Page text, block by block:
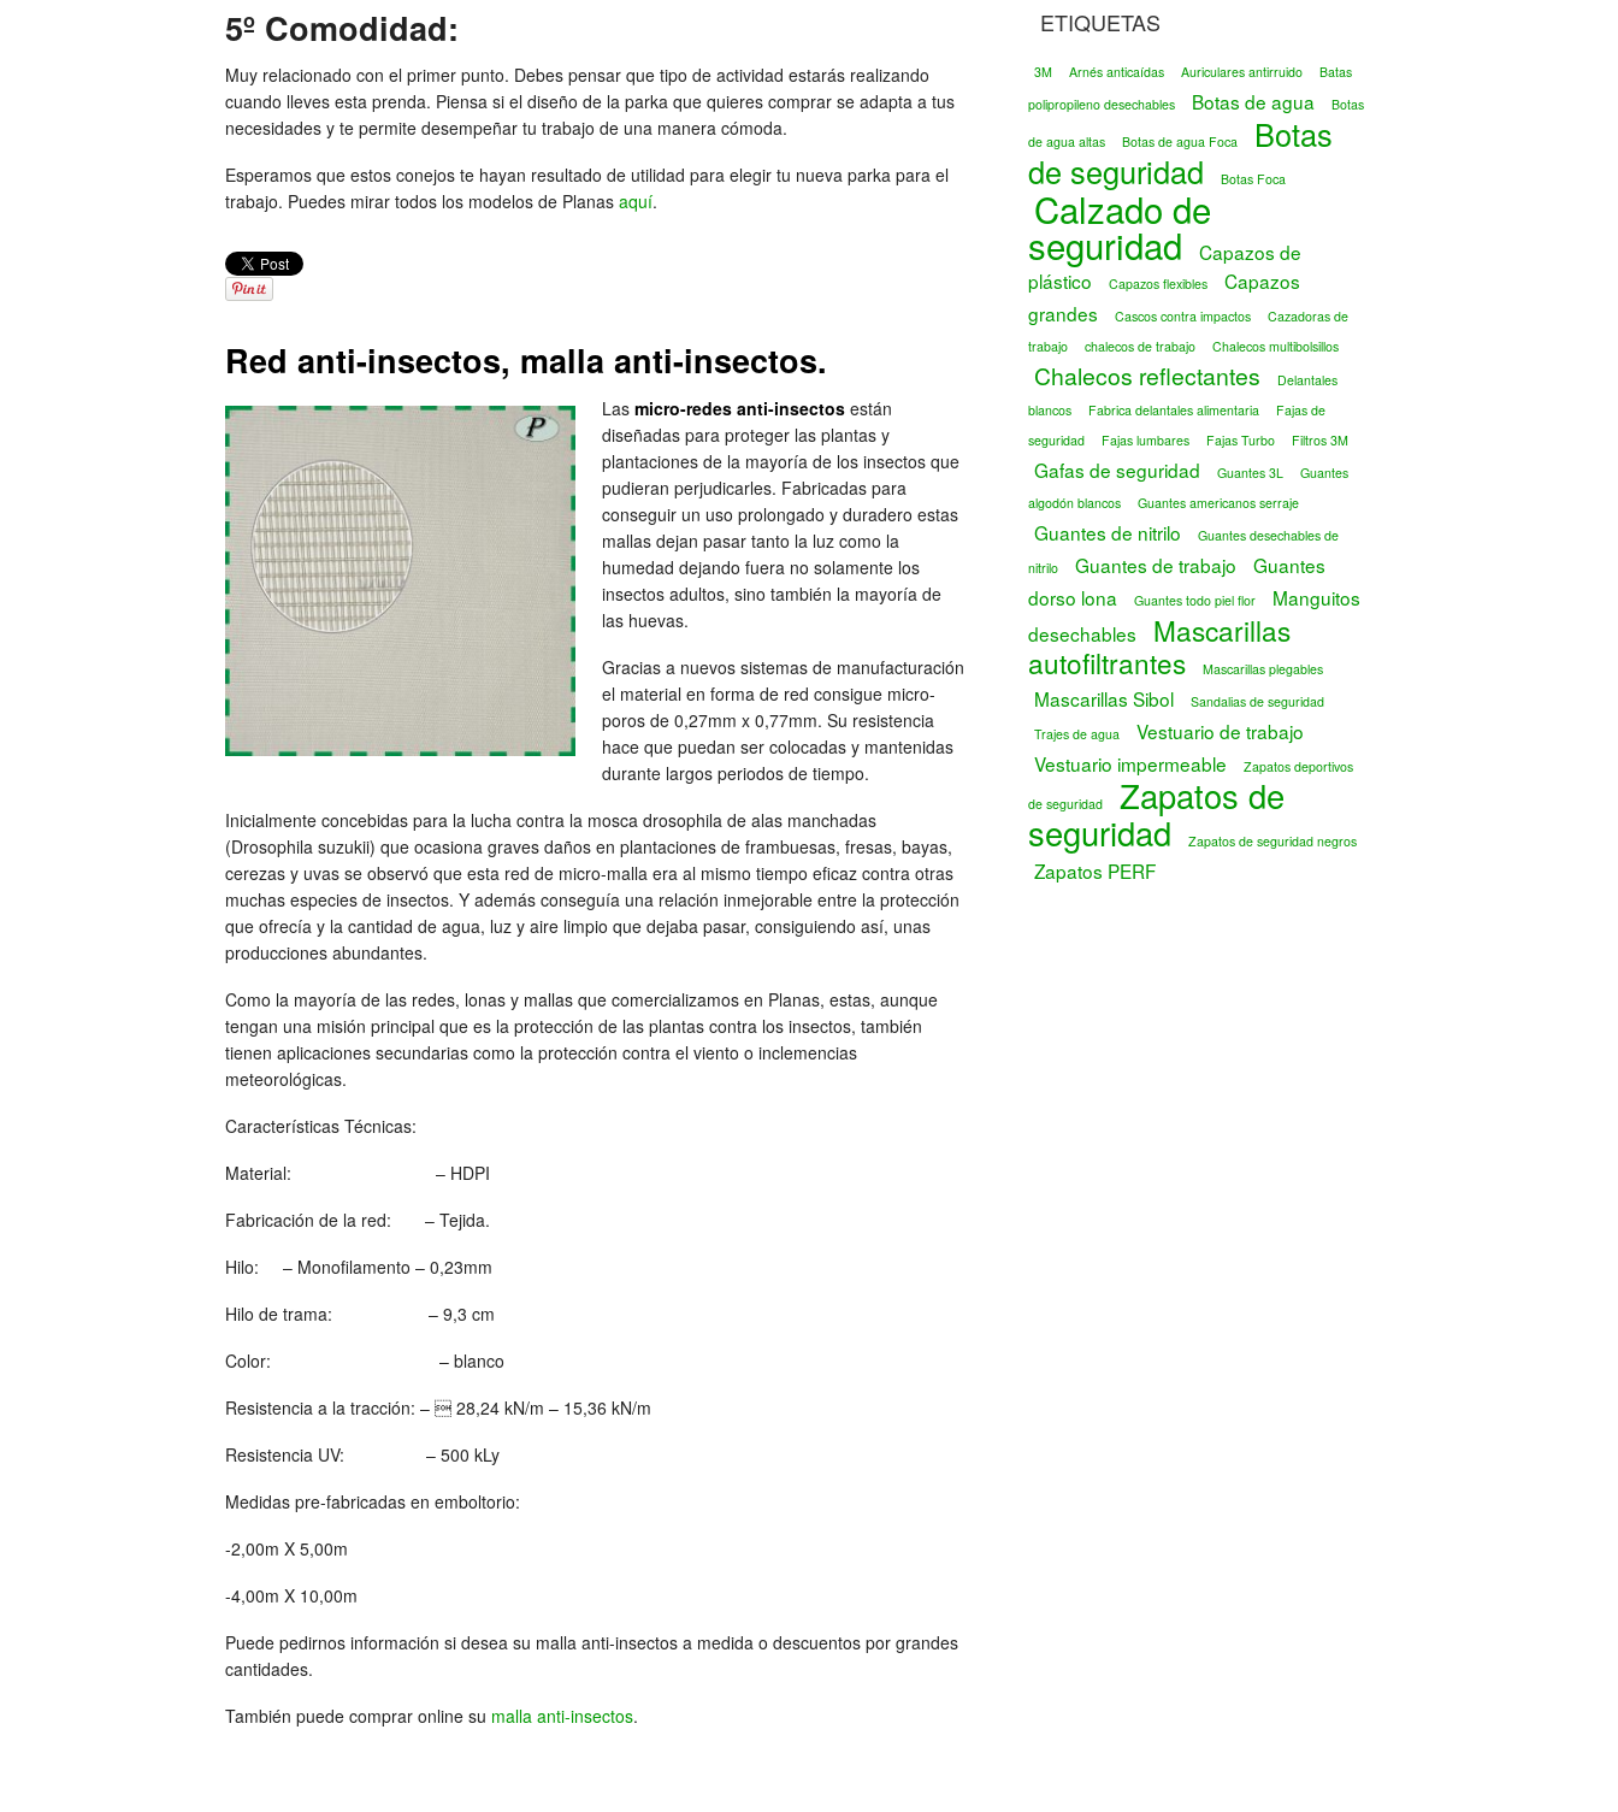
5º Comodidad:
Muy relacionado con el primer punto. Debes pensar que tipo de actividad estarás realizando
cuando lleves esta prenda. Piensa si el diseño de la parka que quieres comprar se adapta a tus
necesidades y te permite desempeñar tu trabajo de una manera cómoda.
Esperamos que estos conejos te hayan resultado de utilidad para elegir tu nueva parka para el
trabajo. Puedes mirar todos los modelos de Planas aquí.
Red anti-insectos, malla anti-insectos.
Las micro-redes anti-insectos están
diseñadas para proteger las plantas y
plantaciones de la mayoría de los insectos que
pudieran perjudicarles. Fabricadas para
conseguir un uso prolongado y duradero estas
mallas dejan pasar tanto la luz como la
humedad dejando fuera no solamente los
insectos adultos, sino también la mayoría de
las huevas.
Gracias a nuevos sistemas de manufacturación
el material en forma de red consigue micro-
poros de 0,27mm x 0,77mm. Su resistencia
hace que puedan ser colocadas y mantenidas
durante largos periodos de tiempo.
Inicialmente concebidas para la lucha contra la mosca drosophila de alas manchadas
(Drosophila suzukii) que ocasiona graves daños en plantaciones de frambuesas, fresas, bayas,
cerezas y uvas se observó que esta red de micro-malla era al mismo tiempo eficaz contra otras
muchas especies de insectos. Y además conseguía una relación inmejorable entre la protección
que ofrecía y la cantidad de agua, luz y aire limpio que dejaba pasar, consiguiendo así, unas
producciones abundantes.
Como la mayoría de las redes, lonas y mallas que comercializamos en Planas, estas, aunque
tengan una misión principal que es la protección de las plantas contra los insectos, también
tienen aplicaciones secundarias como la protección contra el viento o inclemencias
meteorológicas.
Características Técnicas:
Material: – HDPI
Fabricación de la red: – Tejida.
Hilo: – Monofilamento – 0,23mm
Hilo de trama: – 9,3 cm
Color: – blanco
Resistencia a la tracción: –  28,24 kN/m – 15,36 kN/m
Resistencia UV: – 500 kLy
Medidas pre-fabricadas en emboltorio:
-2,00m X 5,00m
-4,00m X 10,00m
Puede pedirnos información si desea su malla anti-insectos a medida o descuentos por grandes
cantidades.
También puede comprar online su malla anti-insectos.
ETIQUETAS
3M Arnés anticaídas Auriculares antirruido
Batas
polipropileno desechables
Botas de agua Botas
de agua altas Botas de agua Foca
Botas
de seguridad
Botas Foca
Calzado de
seguridad
Capazos de
plástico
Capazos flexibles
Capazos
grandes
Cascos contra impactos
Cazadoras de
trabajo
chalecos de trabajo Chalecos multibolsillos
Chalecos reflectantes
Delantales
blancos
Fabrica delantales alimentaria
Fajas de
seguridad
Fajas lumbares Fajas Turbo Filtros 3M
Gafas de seguridad Guantes 3L
Guantes
algodón blancos
Guantes americanos serraje
Guantes de nitrilo
Guantes desechables de
nitrilo
Guantes de trabajo
Guantes
dorso lona
Guantes todo piel flor
Manguitos
desechables
Mascarillas
autofiltrantes
Mascarillas plegables
Mascarillas Sibol
Sandalias de seguridad
Trajes de agua
Vestuario de trabajo
Vestuario impermeable
Zapatos deportivos
de seguridad Zapatos de
seguridad Zapatos de seguridad negros
Zapatos PERF